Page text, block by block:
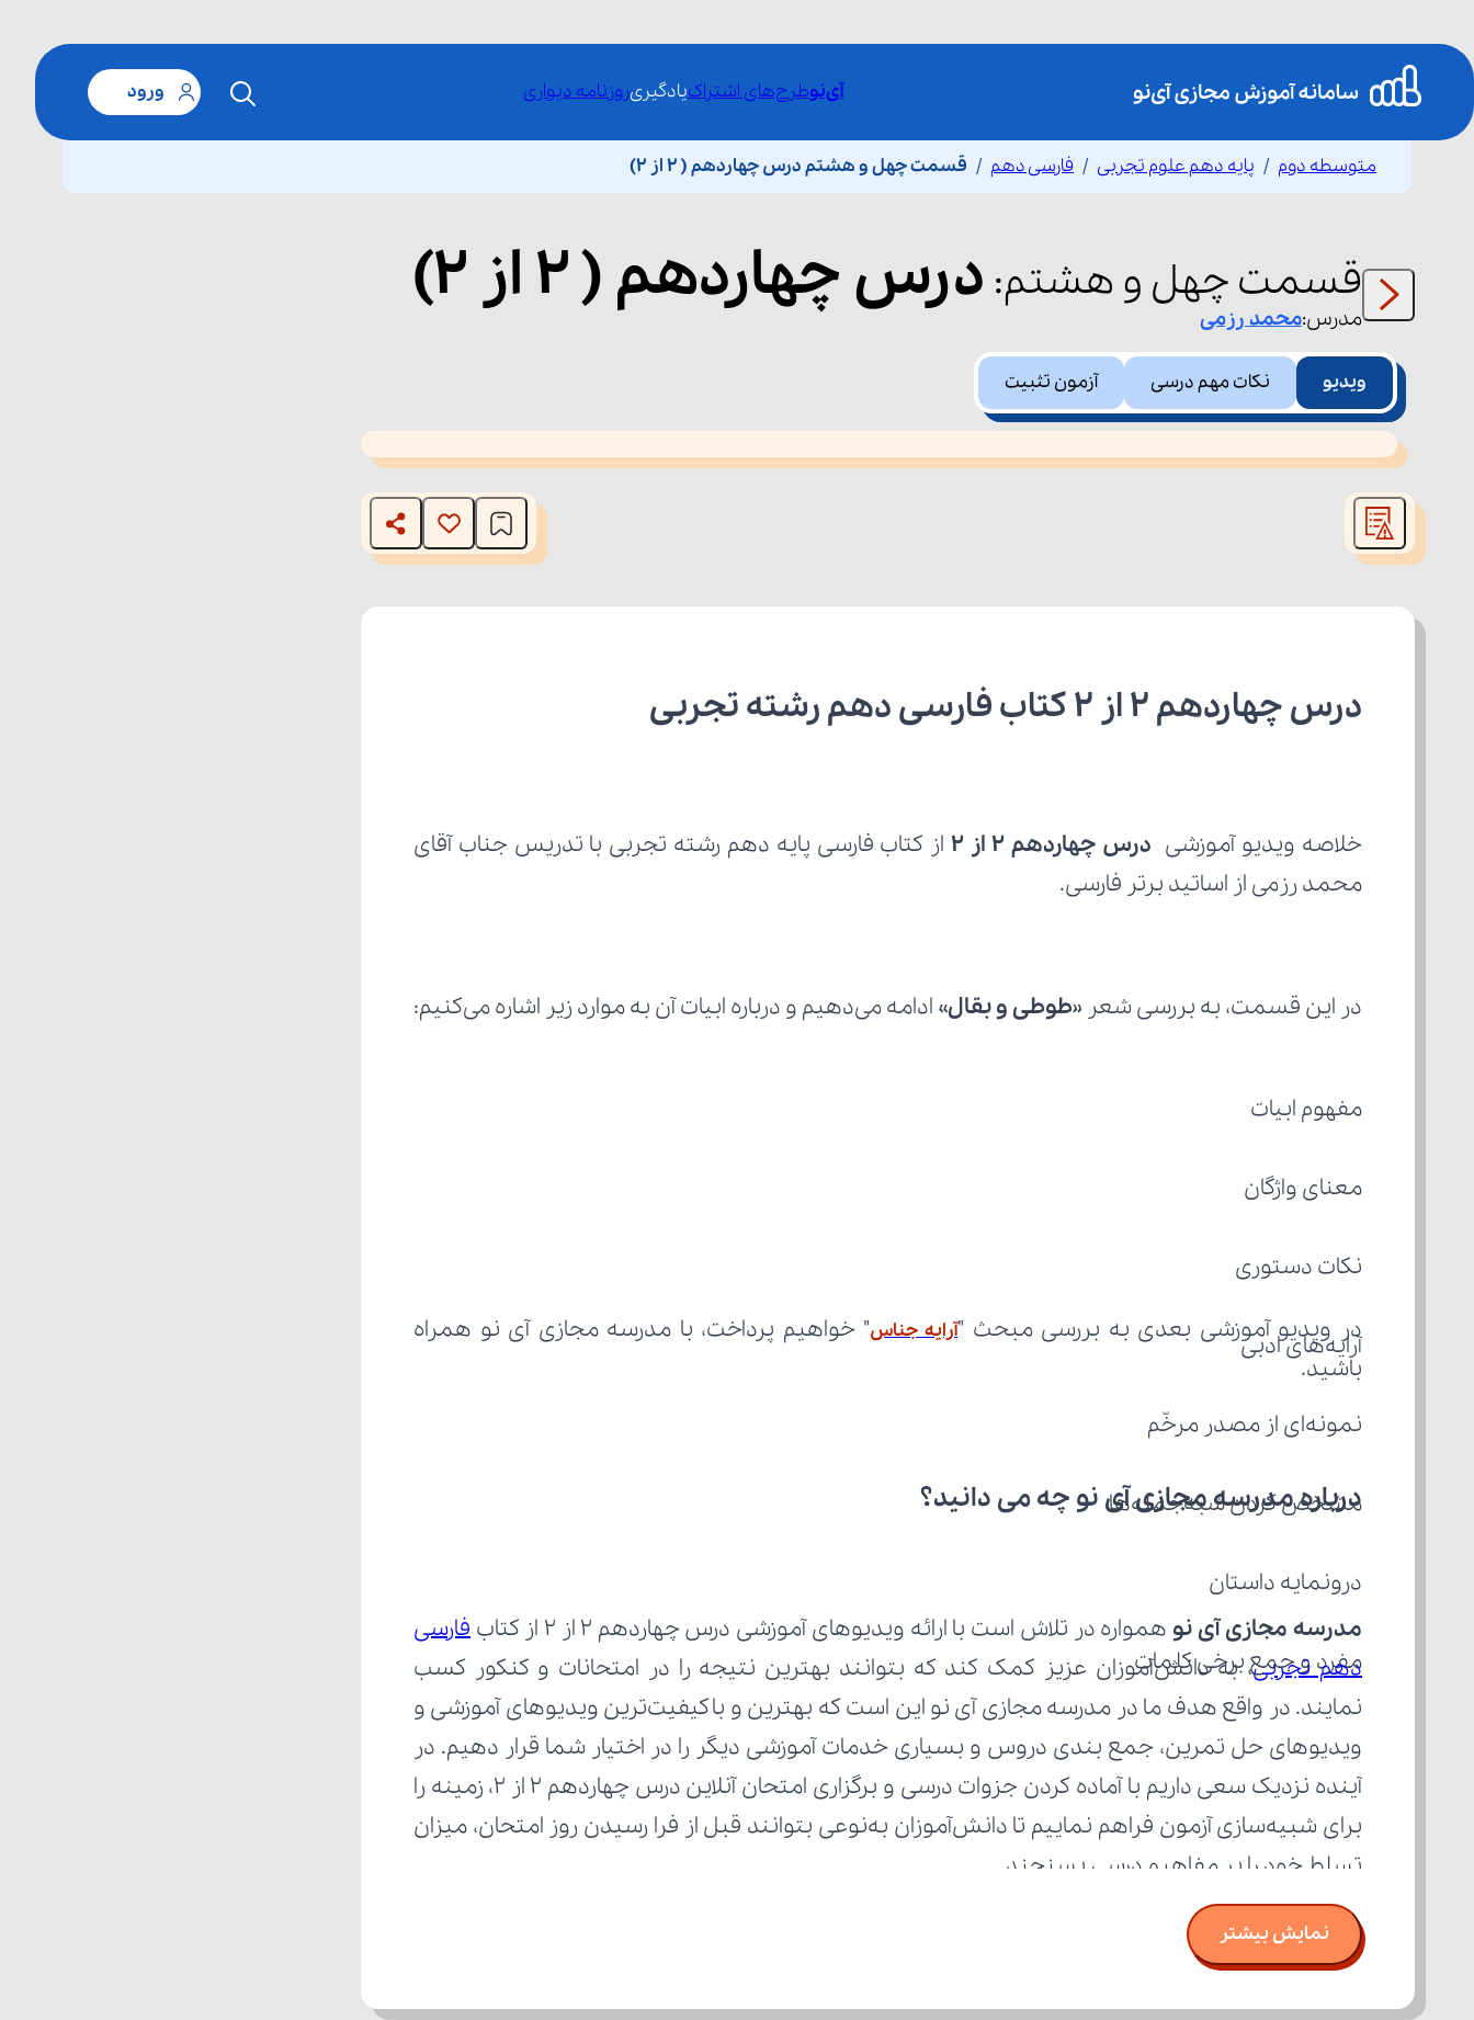
آی‌نوطرح‌های اشتراکیادگیریروزنامه دیواری ورود
متوسطه دوم پایه دهم علوم تجربی فارسی دهم قسمت چهل و هشتم درس چهاردهم ( ۲ از ۲)
قسمتچهل و هشتم: درس چهاردهم ( ۲ از ۲) مدرس:محمدرزمی
ویدیو نکات مهم درسی آزمون تثبیت
This
is
window.
درس چهاردهم ۲ از ۲ کتاب فارسی دهم رشته تجربی
خلاصه ویدیو آموزشی درس چهاردهم ۲ از ۲
محمد رزمی از اساتید برتر فارسی.
در این قسمت، به بررسی شعر «طوطی و بقال» ادامه می‌دهیم و درباره ابیات آن به موارد زیر اشاره می‌کنیم:
مفهوم ابیات
معنای واژگان
نکات دستوری
آرایه‌های ادبی
نمونه‌ای از مصدر مرخّم
مشخص کردن شبه‌جمله‌ها
درونمایه داستان
مفرد و جمع برخی کلمات
در ویدیو آموزشی بعدی به بررسی مبحث "آرایه جناس
باشید.
درباره مدرسه مجازی آی نو چه می‌ دانید؟
مدرسه مجازی آی نو همواره در تلاش است با ارائه ویدیوهای آموزشی درس چهاردهم ۲ از ۲ از کتاب
دهم تجربی
تسلط خود را بر مفاهیم درسی بسنجند.
نمایش بیشتر